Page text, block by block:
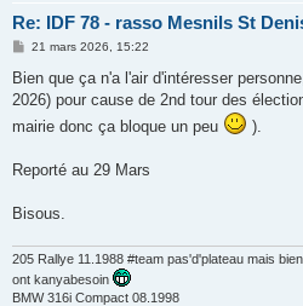
Re: IDF 78 - rasso Mesnils St
M
s
a
e
21 mars 2026, 15:22
Bien que ça n'a l'air d'intéresser
2026) pour cause de 2nd tour des
mairie donc ça bloque un peu
).
Reporté au 29 Mars
Bisous.
205 Rallye 11.1988 #team pas'd'plateau mais
ont kanyabesoin
BMW 316i Compact 08.1998